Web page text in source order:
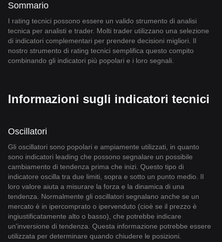
Sommario
I rating tecnici possono essere un valido strumento di analisi
tecnica per analisti e trader. Molti trader utilizzano una selezione
di indicatori complementari per prendere decisioni migliori. Il
nostro strumento di rating tecnici semplifica questo compito
combinando gli indicatori più popolari e i loro segnali.
Informazioni sugli indicatori tecnici
Oscillatori
Gli oscillatori sono popolari e ampiamente utilizzati, in quanto
sono indicatori leading che possono segnalare un possibile
cambiamento di tendenza prima che inizi. Questo tipo di
indicatore oscilla tra due limiti, sopra e sotto un punto medio. Il
loro valore aiuta a misurare la forza e la dinamica di una
tendenza. Normalmente gli oscillatori segnalano anche se un
mercato è in ipercomprato o ipervenduto (cioè se il prezzo è
ingiustificatamente alto o basso), che potrebbe indicare
un'inversione di tendenza. Questa informazione potrebbe essere
utilizzata per determinare quando chiudere le posizioni.